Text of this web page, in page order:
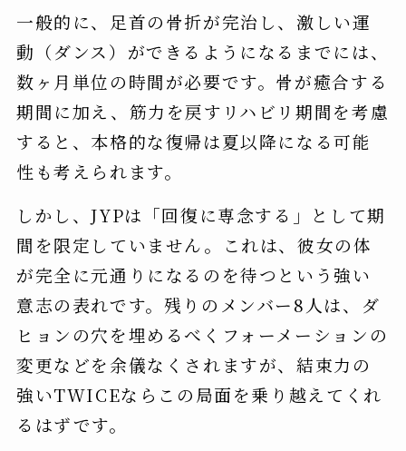
一般的に、足首の骨折が完治し、激しい運
動（ダンス）ができるようになるまでには、
数ヶ月単位の時間が必要です。骨が癒合する
期間に加え、筋力を戻すリハビリ期間を考慮
すると、本格的な復帰は夏以降になる可能
性も考えられます。
しかし、JYPは「回復に専念する」として期
間を限定していません。これは、彼女の体
が完全に元通りになるのを待つという強い
意志の表れです。残りのメンバー8人は、ダ
ヒョンの穴を埋めるべくフォーメーションの
変更などを余儀なくされますが、結束力の
強いTWICEならこの局面を乗り越えてくれ
るはずです。